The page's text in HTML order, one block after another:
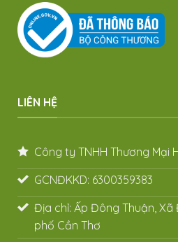
LIÊN HỆ
Công ty TNHH Thương Mại
GCNĐKKD: 6300359383
Địa chỉ: Ấp Đông Thuận, Xã
phố Cần Thơ